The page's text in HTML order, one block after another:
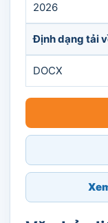
2026
Định dạng tải
DOCX